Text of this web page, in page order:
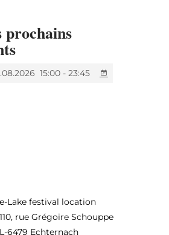
prochains
15:00 - 23:45
e-Lake festival location
110, rue Grégoire Schouppe
L-6479 Echternach